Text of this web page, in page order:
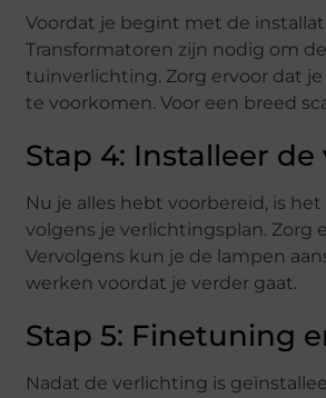
Voordat je begint met de
Transformatoren zijn nodig om
tuinverlichting. Zorg ervoor dat
te voorkomen. Voor een breed
Stap 4: Installeer
Nu je alles hebt voorbereid, is
volgens je verlichtingsplan. Zorg
Vervolgens kun je de lampen
werken voordat je verder gaat.
Stap 5: Finetuning
Nadat de verlichting is